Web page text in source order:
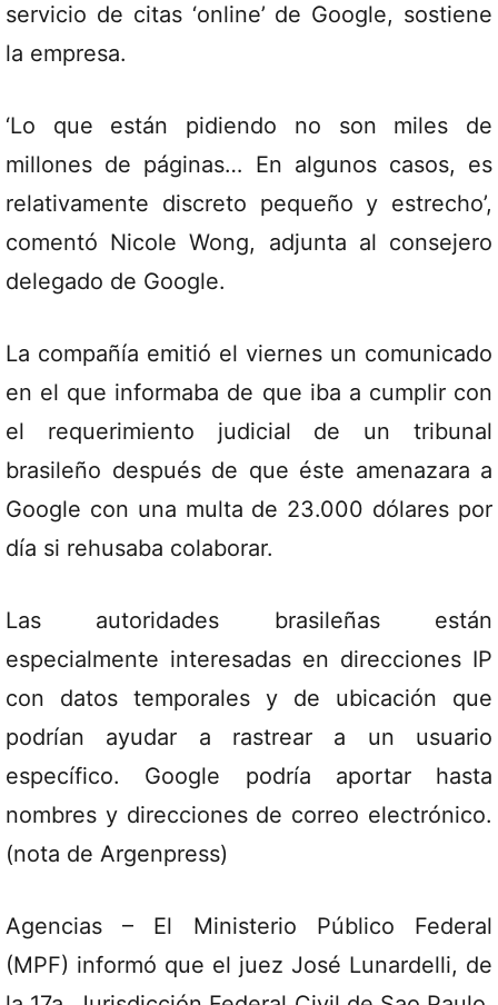
servicio de citas ‘online’ de Google, sostiene
la empresa.
‘Lo que están pidiendo no son miles de
millones de páginas… En algunos casos, es
relativamente discreto pequeño y estrecho’,
comentó Nicole Wong, adjunta al consejero
delegado de Google.
La compañía emitió el viernes un comunicado
en el que informaba de que iba a cumplir con
el requerimiento judicial de un tribunal
brasileño después de que éste amenazara a
Google con una multa de 23.000 dólares por
día si rehusaba colaborar.
Las autoridades brasileñas están
especialmente interesadas en direcciones IP
con datos temporales y de ubicación que
podrían ayudar a rastrear a un usuario
específico. Google podría aportar hasta
nombres y direcciones de correo electrónico.
(nota de Argenpress)
Agencias – El Ministerio Público Federal
(MPF) informó que el juez José Lunardelli, de